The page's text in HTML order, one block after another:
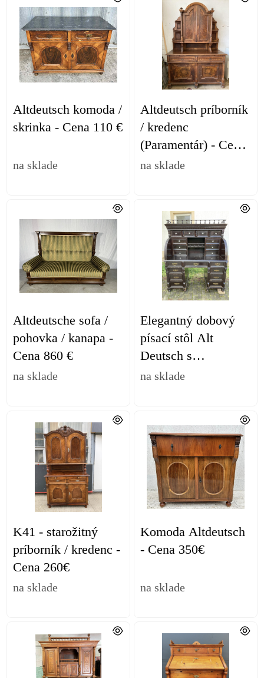
Altdeutsch komoda /
skrinka - Cena 110 €
na sklade
Altdeutsch príborník
/ kredenc
(Paramentár) - Cena
1.190 €
na sklade
Altdeutsche sofa /
pohovka / kanapa -
Cena 860 €
na sklade
Elegantný dobový
písací stôl Alt
Deutsch s
nadstavbou - Cena
na sklade
K41 - starožitný
príborník / kredenc -
Cena 260€
na sklade
Komoda Altdeutsch
- Cena 350€
na sklade